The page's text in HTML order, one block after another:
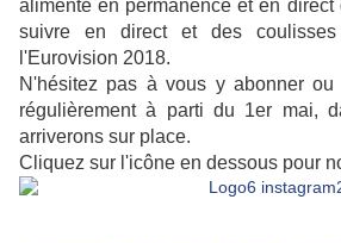
alimenté en permanence et en
suivre en direct et des
l'Eurovision 2018.
N'hésitez pas à vous y abonner
régulièrement à parti du 1er mai,
arriverons sur place.
Cliquez sur l'icône en dessous pour